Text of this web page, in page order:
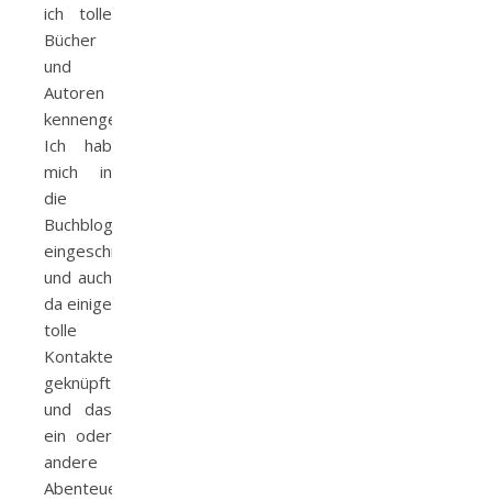
ich tolle
Bücher
und
Autoren
kennengelernt.
Ich hab
mich in
die
Buchbloggerszene
eingeschmuggelt
und auch
da einige
tolle
Kontakte
geknüpft
und das
ein oder
andere
Abenteuer